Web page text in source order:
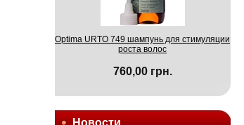
Optima URTO 749 шампунь для стимуляции
роста волос
760,00 грн.